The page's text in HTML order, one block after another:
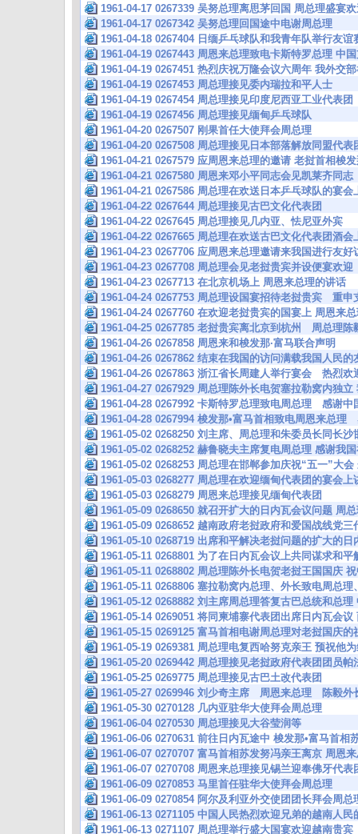
1961-04-17 0267339 吴努总理离思茅回国 周总理盛宴
1961-04-17 0267342 吴努总理回国途中电谢周总理
1961-04-18 0267404 日缅乒乓球队和我青年队举行友
1961-04-19 0267443 周恩来总理致电卡斯特罗总理 中
1961-04-19 0267451 热烈庆祝万隆会议六周年 我外交
1961-04-19 0267453 周总理接见委内瑞拉和平人士
1961-04-19 0267454 周总理接见印度尼西亚工业代表团
1961-04-19 0267456 周总理接见缅甸乒乓球队
1961-04-20 0267507 刚果首任大使拜会周总理
1961-04-20 0267508 周总理接见日本部落解放同盟代表
1961-04-21 0267579 应周恩来总理的邀请 老挝首相梭
1961-04-21 0267580 周恩来邓小平同志会见凯莱齐同志
1961-04-21 0267586 周总理在欢送日本乒乓球队的宴
1961-04-22 0267644 周总理接见古巴文化代表团
1961-04-22 0267645 周总理接见几内亚、怯尼亚外宾
1961-04-22 0267665 周总理在欢送古巴文化代表团酒
1961-04-23 0267706 应周恩来总理邀请来我国进行友
1961-04-23 0267708 周总理会见老挝贵宾并设便宴欢迎
1961-04-23 0267713 在北京机场上 周恩来总理的讲话
1961-04-24 0267753 周总理设国宴招待老挝贵宾 重申
1961-04-24 0267760 在欢迎老挝贵宾的国宴上 周恩来
1961-04-25 0267785 老挝贵宾离北京到杭州 周总理
1961-04-26 0267858 周恩来和梭发那·富马联合声明
1961-04-26 0267862 结束在我国的访问满载我国人
1961-04-26 0267863 浙江省长周建人举行宴会 热烈
1961-04-27 0267929 周总理陈外长电贺塞拉勒窝内独
1961-04-28 0267992 卡斯特罗总理致电周总理 感谢中
1961-04-28 0267994 梭发那•富马首相致电周恩来总
1961-05-02 0268250 刘主席、周总理和朱委员长同长
1961-05-02 0268252 赫鲁晓夫主席复电周总理 感谢我
1961-05-02 0268253 周总理在邯郸参加庆祝“五一”大
1961-05-03 0268277 周总理在欢迎缅甸代表团的宴会
1961-05-03 0268279 周恩来总理接见缅甸代表团
1961-05-09 0268650 就召开扩大的日内瓦会议问题 周
1961-05-09 0268652 越南政府老挝政府和爱国战线党
1961-05-10 0268719 出席和平解决老挝问题的扩大的
1961-05-11 0268801 为了在日内瓦会议上共同谋求和
1961-05-11 0268802 周总理陈外长电贺老挝王国国庆
1961-05-11 0268806 塞拉勒窝内总理、外长致电周总
1961-05-12 0268882 刘主席周总理答复古巴总统和总
1961-05-14 0269051 将同柬埔寨代表团出席日内瓦会
1961-05-15 0269125 富马首相电谢周总理对老挝国庆的
1961-05-19 0269381 周总理电复西哈努克亲王 预祝他
1961-05-20 0269442 周总理接见老挝政府代表团团员帕
1961-05-25 0269775 周总理接见古巴土改代表团
1961-05-27 0269946 刘少奇主席 周恩来总理 陈毅外
1961-05-30 0270128 几内亚驻华大使拜会周总理
1961-06-04 0270530 周总理接见大谷莹润等
1961-06-06 0270631 前往日内瓦途中 梭发那•富马首相
1961-06-07 0270707 富马首相苏发努冯亲王离京 周恩
1961-06-07 0270708 周恩来总理接见锡兰迎奉佛牙代表
1961-06-09 0270853 马里首任驻华大使拜会周总理
1961-06-09 0270854 阿尔及利亚外交使团团长拜会周总
1961-06-13 0271105 中国人民热烈欢迎兄弟的越南人
1961-06-13 0271107 周总理举行盛大国宴欢迎越南贵宾